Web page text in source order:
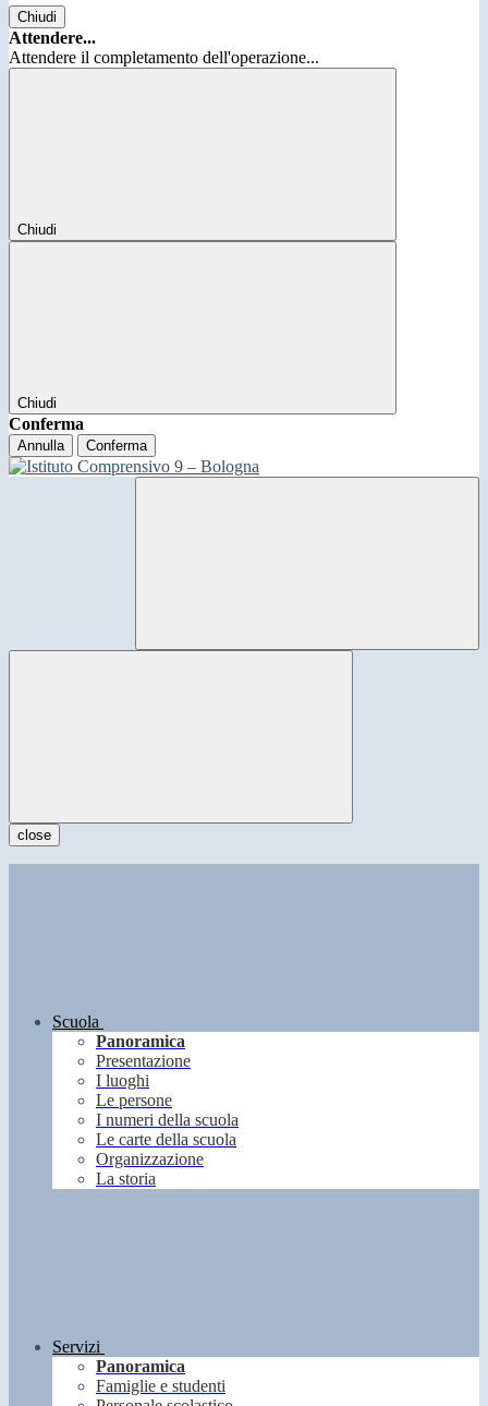
Chiudi
Attendere...
Attendere il completamento dell'operazione...
Chiudi
Chiudi
Conferma
Annulla Conferma
close
Scuola
Panoramica
Presentazione
I luoghi
Le persone
I numeri della scuola
Le carte della scuola
Organizzazione
La storia
Servizi
Panoramica
Famiglie e studenti